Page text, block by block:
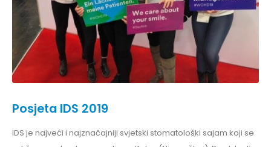
Posjeta IDS 2019
IDS je najveći i najznačajniji svjetski stomatološki sajam koji se